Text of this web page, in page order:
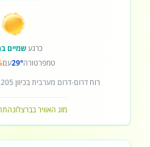
כרגעשמיים
טמפרטורה29°עם
רוח דרום-דרום מערביתבכיוון 205
מזג האוויר בברצלונה